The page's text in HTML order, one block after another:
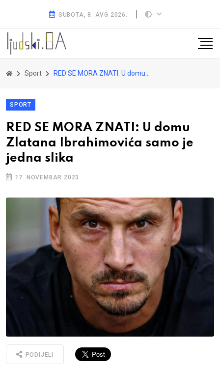
SUBOTA, 8. AVG 2026.
Sport RED SE MORA ZNATI: U domu Zlatana Ibrahimovića samo je jedna slika
SPORT
RED SE MORA ZNATI: U domu
Zlatana Ibrahimovića samo je
jedna slika
17. NOVEMBAR 2023.
PODIJELI